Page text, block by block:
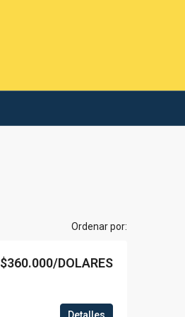
Ordenar por:
$360.000/DOLARES